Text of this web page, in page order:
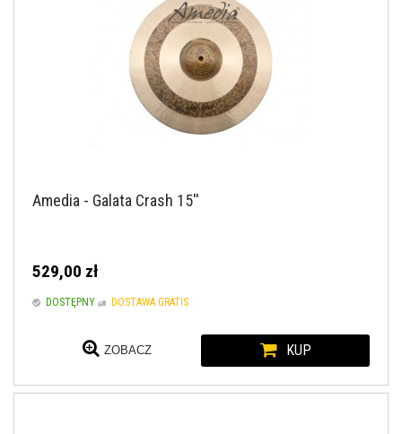
Amedia - Galata Crash 15''
529,00 zł
DOSTĘPNY DOSTAWA GRATIS
ZOBACZ KUP